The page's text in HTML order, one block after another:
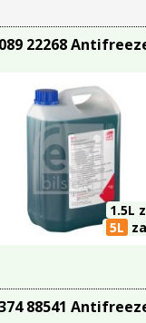
22268
1.5L
5L
88541